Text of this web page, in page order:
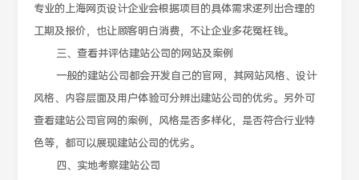
专业的上海网页设计企业会根据项目的具体需求逻列出合理的
工期及报价，也让顾客明白消费，不让企业多花冤枉钱。
三、查看并评估建站公司的网站及案例
一般的建站公司都会开发自己的官网，其网站风格、设计
风格、内容层面及用户体验可分辨出建站公司的优劣。另外可
查看建站公司官网的案例，风格是否多样化，是否符合行业特
色等，都可以展现建站公司的优劣。
四、实地考察建站公司